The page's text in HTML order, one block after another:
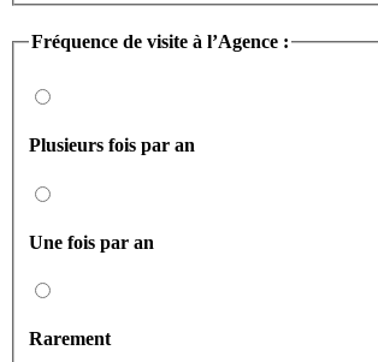
Fréquence de visite à l’Agence :
Plusieurs fois par an
Une fois par an
Rarement